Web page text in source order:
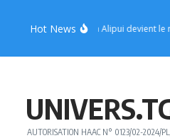
Hot News
: le ministre Sèna Alipui devient le
AUTORISATION HAAC N° 0123/02-2024/